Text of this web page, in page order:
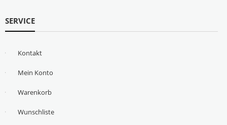
SERVICE
Kontakt
Mein Konto
Warenkorb
Wunschliste